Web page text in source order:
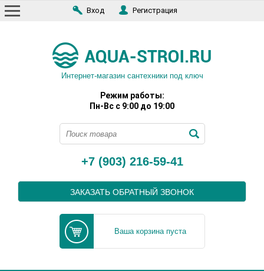
Вход Регистрация
Интернет-магазин сантехники под ключ
Режим работы:
Пн-Вс с 9:00 до 19:00
+7 (903) 216-59-41
ЗАКАЗАТЬ ОБРАТНЫЙ ЗВОНОК
Ваша корзина пуста